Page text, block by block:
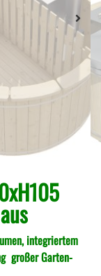
integriertem
 großer Garten-